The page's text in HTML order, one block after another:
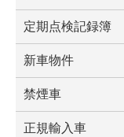
定期点検記録簿
新車物件
禁煙車
正規輸入車